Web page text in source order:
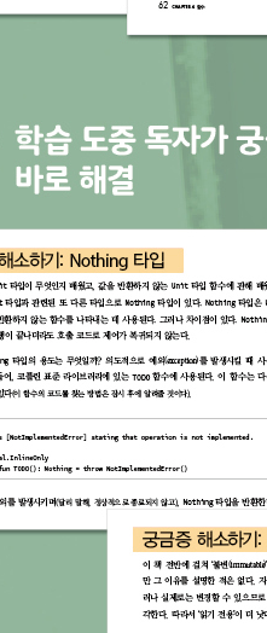
200
터링하기 ...... 209
217
합 상태 방지하기 ...... 223
키지 가시성 ...... 225
화 227
...... 241
초기화 순서를 고려한 코드 작성
검의 불가사의 ...... 247